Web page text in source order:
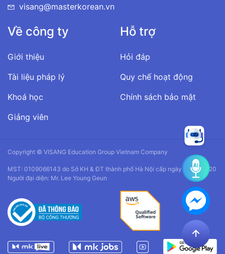
visang@masterkorean.vn
Về công ty
Giới thiệu
Tài liệu pháp lý
Khoá học
Giảng viên
Hỗ trợ
Hỏi đáp
Quy chế hoạt động
Chính sách bảo mật
Copyright © VISANG Education Group Vietnam Company
MST: 0109066143 do Sở KH & ĐT thành phố Hà Nội cấp ngày 14/01/2020
Người đại diện: Mr. Lee Young Geun